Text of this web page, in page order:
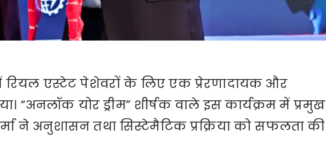
रियल एस्टेट पेशेवरों के लिए एक प्रेरणादायक और
“अनलॉक योर ड्रीम” शीर्षक वाले इस कार्यक्रम में प्रमुख
ने अनुशासन तथा सिस्टेमैटिक प्रक्रिया को सफलता की